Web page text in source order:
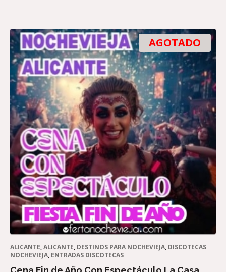
AGOTADO
ALICANTE,ALICANTE, DESTINOS PARA NOCHEVIEJA, DISCOTECAS
NOCHEVIEJA, ENTRADAS DISCOTECAS